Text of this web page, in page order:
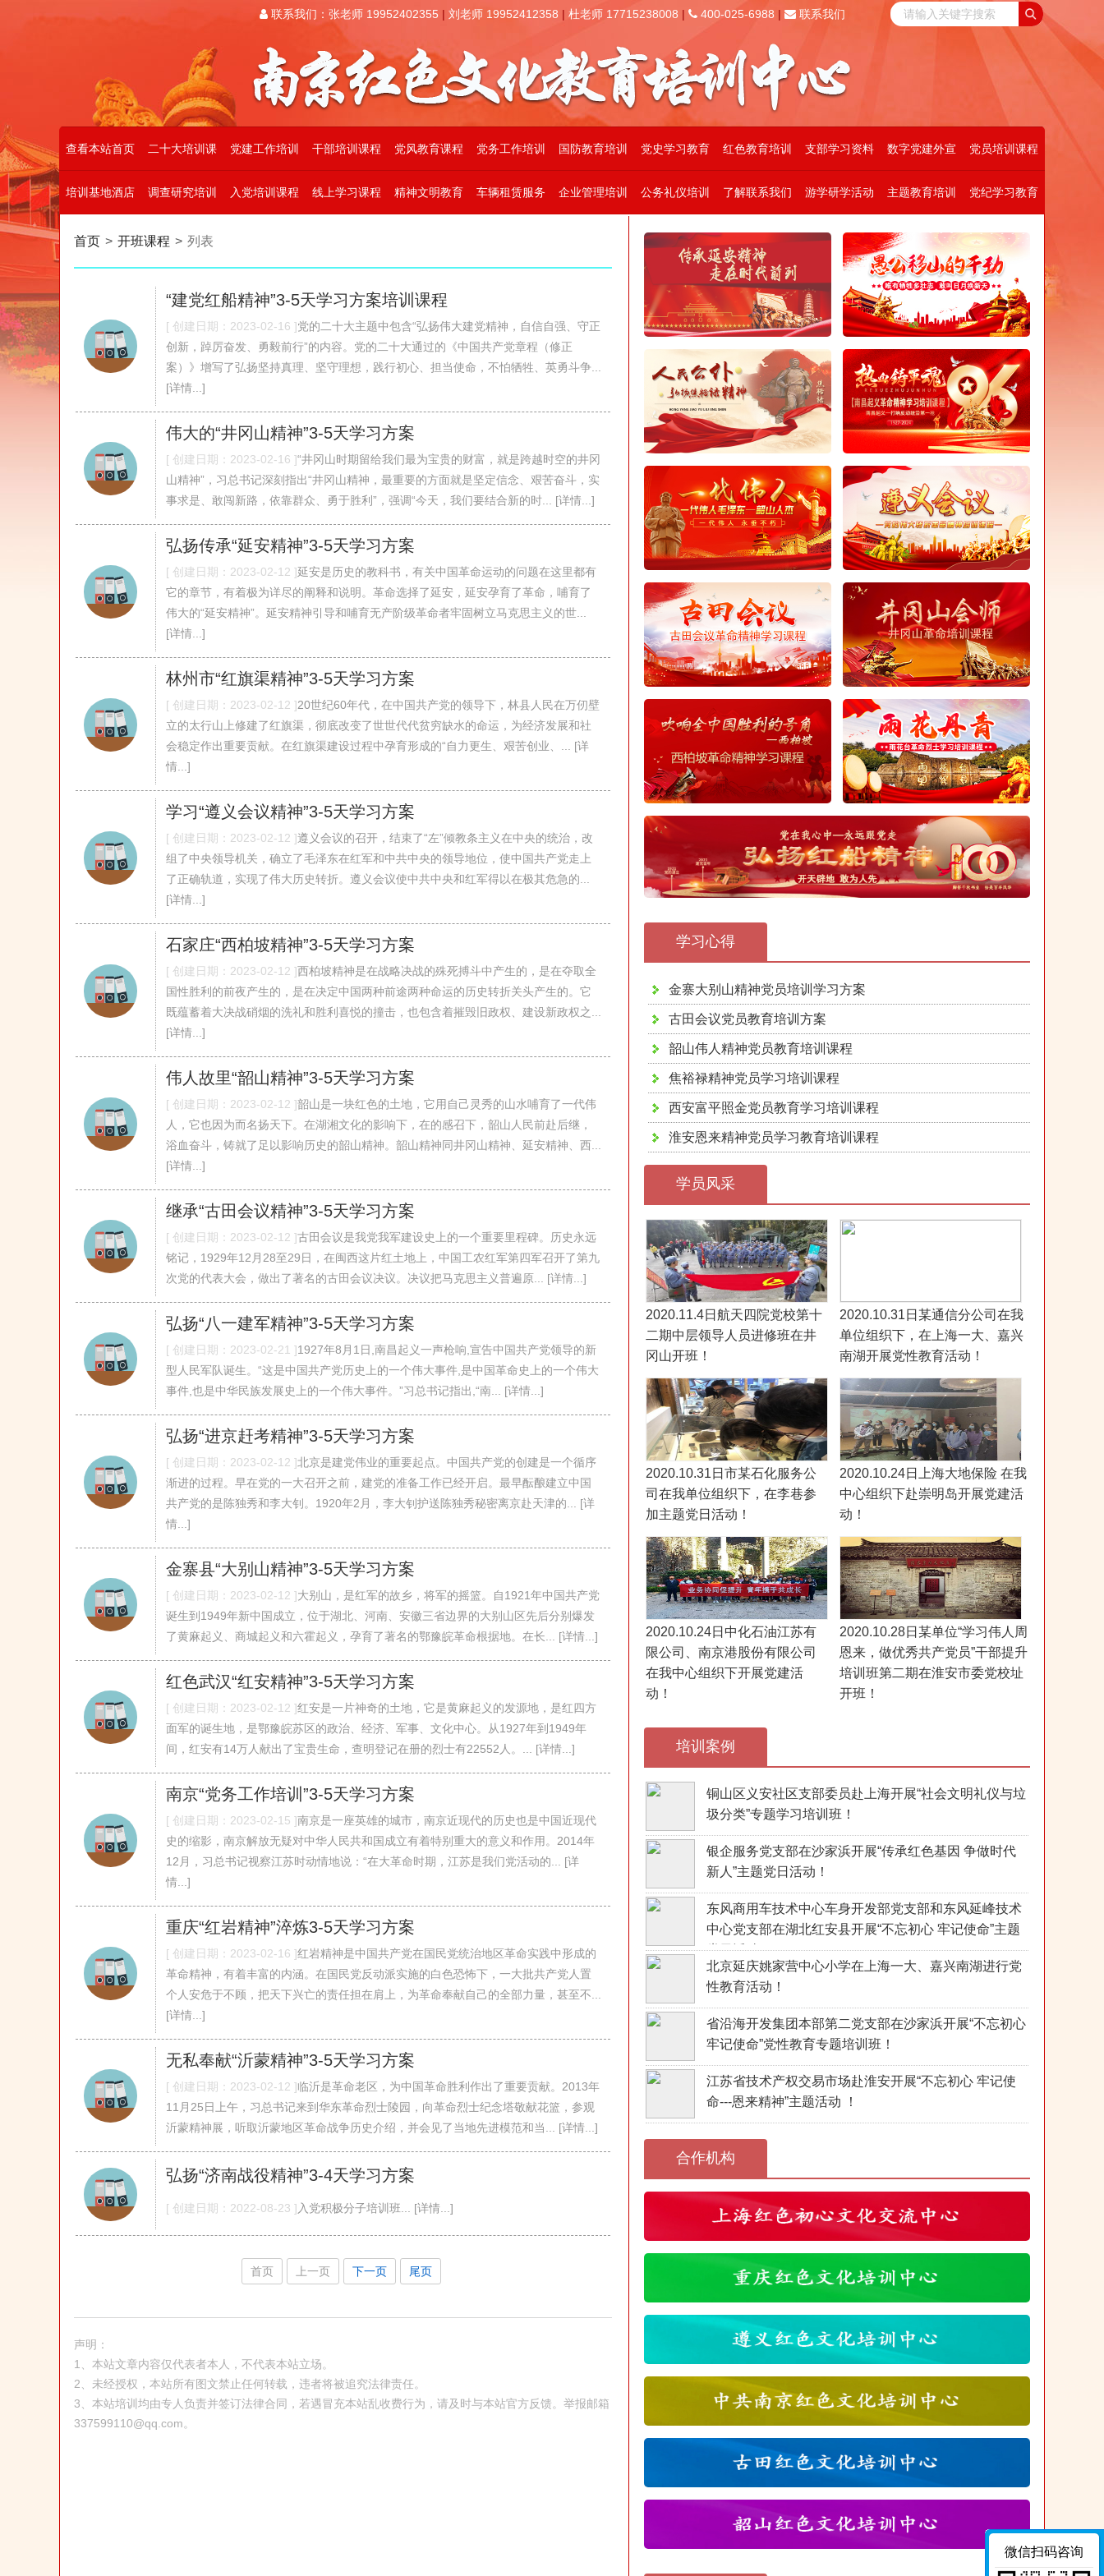
联系我们：张老师 19952402355 | 刘老师 19952412358 | 杜老师 17715238008 | 400-025-6988 | 联系我们
查看本站首页 二十大培训课 党建工作培训 干部培训课程 党风教育课程 党务工作培训 国防教育培训 党史学习教育 红色教育培训 支部学习资料 数字党建外宣 党员培训课程
培训基地酒店 调查研究培训 入党培训课程 线上学习课程 精神文明教育 车辆租赁服务 企业管理培训 公务礼仪培训 了解联系我们 游学研学活动 主题教育培训 党纪学习教育
首页 > 开班课程 > 列表
“建党红船精神”3-5天学习方案培训课程
[ 创建日期：2023-02-16 ]党的二十大主题中包含“弘扬伟大建党精神，自信自强、守正
创新，踔厉奋发、勇毅前行”的内容。党的二十大通过的《中国共产党章程（修正
案）》增写了弘扬坚持真理、坚守理想，践行初心、担当使命，不怕牺牲、英勇斗争...
[详情...]
伟大的“井冈山精神”3-5天学习方案
[ 创建日期：2023-02-16 ]“井冈山时期留给我们最为宝贵的财富，就是跨越时空的井冈
山精神”，习总书记深刻指出“井冈山精神，最重要的方面就是坚定信念、艰苦奋斗，实
事求是、敢闯新路，依靠群众、勇于胜利”，强调“今天，我们要结合新的时... [详情...]
弘扬传承“延安精神”3-5天学习方案
[ 创建日期：2023-02-12 ]延安是历史的教科书，有关中国革命运动的问题在这里都有
它的章节，有着极为详尽的阐释和说明。革命选择了延安，延安孕育了革命，哺育了
伟大的“延安精神”。延安精神引导和哺育无产阶级革命者牢固树立马克思主义的世...
[详情...]
林州市“红旗渠精神”3-5天学习方案
[ 创建日期：2023-02-12 ]20世纪60年代，在中国共产党的领导下，林县人民在万仞壁
立的太行山上修建了红旗渠，彻底改变了世世代代贫穷缺水的命运，为经济发展和社
会稳定作出重要贡献。在红旗渠建设过程中孕育形成的“自力更生、艰苦创业、... [详
情...]
学习“遵义会议精神”3-5天学习方案
[ 创建日期：2023-02-12 ]遵义会议的召开，结束了“左”倾教条主义在中央的统治，改
组了中央领导机关，确立了毛泽东在红军和中共中央的领导地位，使中国共产党走上
了正确轨道，实现了伟大历史转折。遵义会议使中共中央和红军得以在极其危急的...
[详情...]
石家庄“西柏坡精神”3-5天学习方案
[ 创建日期：2023-02-12 ]西柏坡精神是在战略决战的殊死搏斗中产生的，是在夺取全
国性胜利的前夜产生的，是在决定中国两种前途两种命运的历史转折关头产生的。它
既蕴蓄着大决战硝烟的洗礼和胜利喜悦的撞击，也包含着摧毁旧政权、建设新政权之...
[详情...]
伟人故里“韶山精神”3-5天学习方案
[ 创建日期：2023-02-12 ]韶山是一块红色的土地，它用自己灵秀的山水哺育了一代伟
人，它也因为而名扬天下。在湖湘文化的影响下，在的感召下，韶山人民前赴后继，
浴血奋斗，铸就了足以影响历史的韶山精神。韶山精神同井冈山精神、延安精神、西...
[详情...]
继承“古田会议精神”3-5天学习方案
[ 创建日期：2023-02-12 ]古田会议是我党我军建设史上的一个重要里程碑。历史永远
铭记，1929年12月28至29日，在闽西这片红土地上，中国工农红军第四军召开了第九
次党的代表大会，做出了著名的古田会议决议。决议把马克思主义普遍原... [详情...]
弘扬“八一建军精神”3-5天学习方案
[ 创建日期：2023-02-21 ]1927年8月1日,南昌起义一声枪响,宣告中国共产党领导的新
型人民军队诞生。“这是中国共产党历史上的一个伟大事件,是中国革命史上的一个伟大
事件,也是中华民族发展史上的一个伟大事件。”习总书记指出,“南... [详情...]
弘扬“进京赶考精神”3-5天学习方案
[ 创建日期：2023-02-12 ]北京是建党伟业的重要起点。中国共产党的创建是一个循序
渐进的过程。早在党的一大召开之前，建党的准备工作已经开启。最早酝酿建立中国
共产党的是陈独秀和李大钊。1920年2月，李大钊护送陈独秀秘密离京赴天津的... [详
情...]
金寨县“大别山精神”3-5天学习方案
[ 创建日期：2023-02-12 ]大别山，是红军的故乡，将军的摇篮。自1921年中国共产党
诞生到1949年新中国成立，位于湖北、河南、安徽三省边界的大别山区先后分别爆发
了黄麻起义、商城起义和六霍起义，孕育了著名的鄂豫皖革命根据地。在长... [详情...]
红色武汉“红安精神”3-5天学习方案
[ 创建日期：2023-02-12 ]红安是一片神奇的土地，它是黄麻起义的发源地，是红四方
面军的诞生地，是鄂豫皖苏区的政治、经济、军事、文化中心。从1927年到1949年
间，红安有14万人献出了宝贵生命，查明登记在册的烈士有22552人。... [详情...]
南京“党务工作培训”3-5天学习方案
[ 创建日期：2023-02-15 ]南京是一座英雄的城市，南京近现代的历史也是中国近现代
史的缩影，南京解放无疑对中华人民共和国成立有着特别重大的意义和作用。2014年
12月，习总书记视察江苏时动情地说：“在大革命时期，江苏是我们党活动的... [详
情...]
重庆“红岩精神”淬炼3-5天学习方案
[ 创建日期：2023-02-16 ]红岩精神是中国共产党在国民党统治地区革命实践中形成的
革命精神，有着丰富的内涵。在国民党反动派实施的白色恐怖下，一大批共产党人置
个人安危于不顾，把天下兴亡的责任担在肩上，为革命奉献自己的全部力量，甚至不...
[详情...]
无私奉献“沂蒙精神”3-5天学习方案
[ 创建日期：2023-02-12 ]临沂是革命老区，为中国革命胜利作出了重要贡献。2013年
11月25日上午，习总书记来到华东革命烈士陵园，向革命烈士纪念塔敬献花篮，参观
沂蒙精神展，听取沂蒙地区革命战争历史介绍，并会见了当地先进模范和当... [详情...]
弘扬“济南战役精神”3-4天学习方案
[ 创建日期：2022-08-23 ] 入党积极分子培训班... [详情...]
首页 上一页 下一页 尾页
声明：
1、本站文章内容仅代表者本人，不代表本站立场。
2、未经授权，本站所有图文禁止任何转载，违者将被追究法律责任。
3、本站培训均由专人负责并签订法律合同，若遇冒充本站乱收费行为，请及时与本站官方反馈。举报邮箱
337599110@qq.com。
学习心得
金寨大别山精神党员培训学习方案
古田会议党员教育培训方案
韶山伟人精神党员教育培训课程
焦裕禄精神党员学习培训课程
西安富平照金党员教育学习培训课程
淮安恩来精神党员学习教育培训课程
学员风采
2020.11.4日航天四院党校第十
二期中层领导人员进修班在井
冈山开班！
2020.10.31日某通信分公司在我
单位组织下，在上海一大、嘉兴
南湖开展党性教育活动！
2020.10.31日市某石化服务公
司在我单位组织下，在李巷参
加主题党日活动！
2020.10.24日上海大地保险 在我
中心组织下赴崇明岛开展党建活
动！
2020.10.24日中化石油江苏有
限公司、南京港股份有限公司
在我中心组织下开展党建活
动！
2020.10.28日某单位“学习伟人周
恩来，做优秀共产党员”干部提升
培训班第二期在淮安市委党校址
开班！
培训案例
铜山区义安社区支部委员赴上海开展“社会文明礼仪与垃
圾分类”专题学习培训班！​
银企服务党支部在沙家浜开展“传承红色基因 争做时代
新人”主题党日活动！
东风商用车技术中心车身开发部党支部和东风延峰技术
中心党支部在湖北红安县开展“不忘初心 牢记使命”主题
党日活动！
北京延庆姚家营中心小学在上海一大、嘉兴南湖进行党
性教育活动！
省沿海开发集团本部第二党支部在沙家浜开展“不忘初心
牢记使命”党性教育专题培训班！
江苏省技术产权交易市场赴淮安开展“不忘初心 牢记使
命---恩来精神”主题活动 ！
合作机构
微信扫码咨询